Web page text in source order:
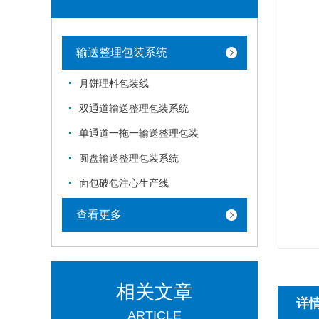
输送整理包装系统
月饼理料包装线
双通道输送整理包装系统
单通道一拖一输送整理包装
圆盘输送整理包装系统
面包破包注心生产线
查看更多
相关文章
ARTICLE
详